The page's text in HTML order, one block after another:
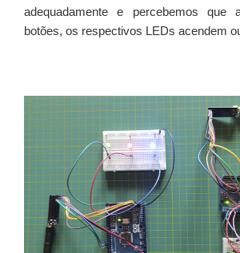
adequadamente e percebemos que
botões, os respectivos LEDs acendem